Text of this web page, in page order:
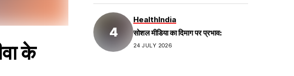
के
HealthIndia
सोशल मीडिया का दिमाग पर प्रभाव:
24 JULY 2026